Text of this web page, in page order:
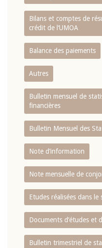
Bilans et comptes de
crédit de l‘UMOA
Balance des paiements
Autres
Bulletin mensuel de
financières
Bulletin Mensuel des
Note d’information
Note mensuelle de
Etudes réalisées dans
Documents d’études et
Bulletin trimestriel de